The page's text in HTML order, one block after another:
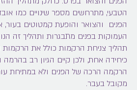
איך לבחור מנתח/ת פלסטי/ת
וצוואר?
מה כוללת פגישת הייעוץ במרפאה של
הטבעי, מתרחשים מספר שינויים כמו
הפנים והצואר והופעת קמטוטים
העמוקות בפנים מתבגרות ותהליך זה
תהליך צניחת הרקמות כולל את הרקמות
כיחידה אחת, ולכן קיים הגיון רב
הרקמה הרכה של הפנים ולא במתיחת
מקובל בעבר.